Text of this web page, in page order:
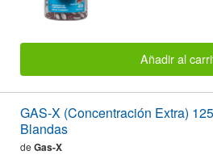
Añadir al
GAS-X (Concentración Extra)
Blandas
de Gas-X